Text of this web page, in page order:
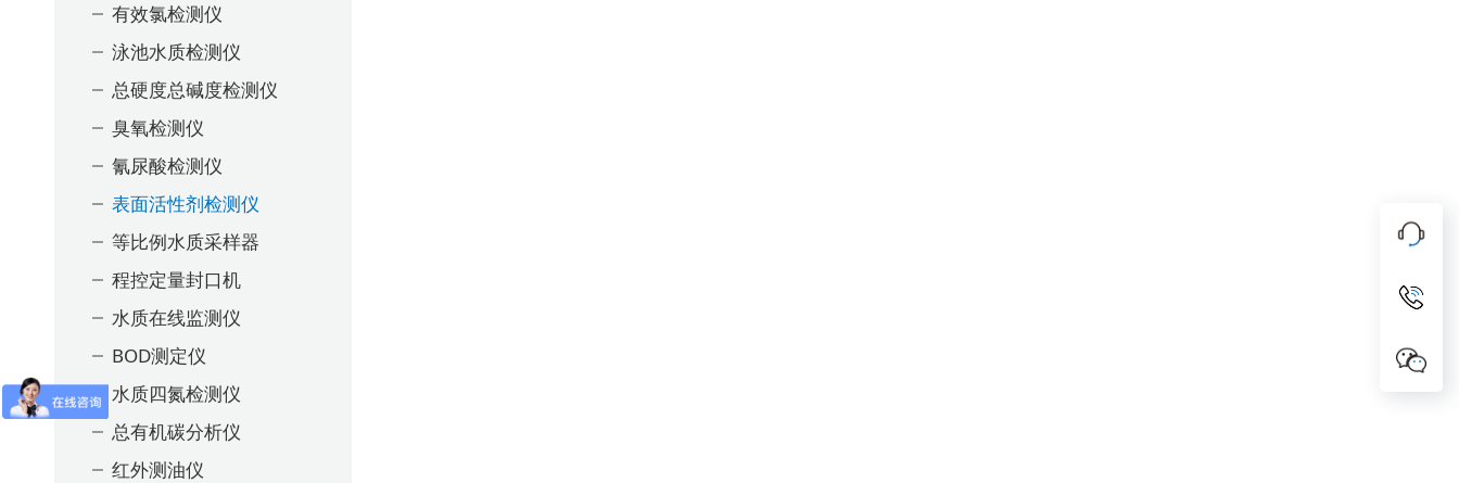
有效氯检测仪
泳池水质检测仪
总硬度总碱度检测仪
臭氧检测仪
氰尿酸检测仪
表面活性剂检测仪
等比例水质采样器
程控定量封口机
水质在线监测仪
BOD测定仪
水质四氮检测仪
总有机碳分析仪
红外测油仪